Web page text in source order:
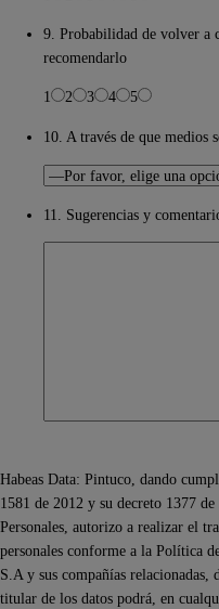
9. Probabilidad de volver a
recomendarlo
1 2 3 4 5
10. A través de que medios
11. Sugerencias y
Habeas Data: Pintuco, dando
1581 de 2012 y su decreto 1377
Personales, autorizo a realizar el
personales conforme a la Política
S.A y sus compañías
titular de los datos podrá, en